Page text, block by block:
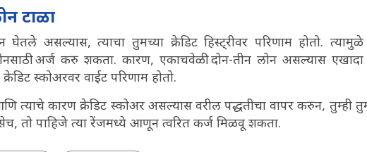
टाळा
असल्यास, त्याचा तुमच्या क्रेडिट हिस्ट्रीवर परिणाम होतो.
अर्ज करु शकता. कारण, एकाचवेळी दोन-तीन लोन असल्यास एखादा
स्कोअरवर वाईट परिणाम होतो.
कारण क्रेडिट स्कोअर असल्यास वरील पद्धतीचा वापर करुन, तुम्ही
तो पाहिजे त्या रेंजमध्ये आणून त्वरित कर्ज मिळवू शकता.